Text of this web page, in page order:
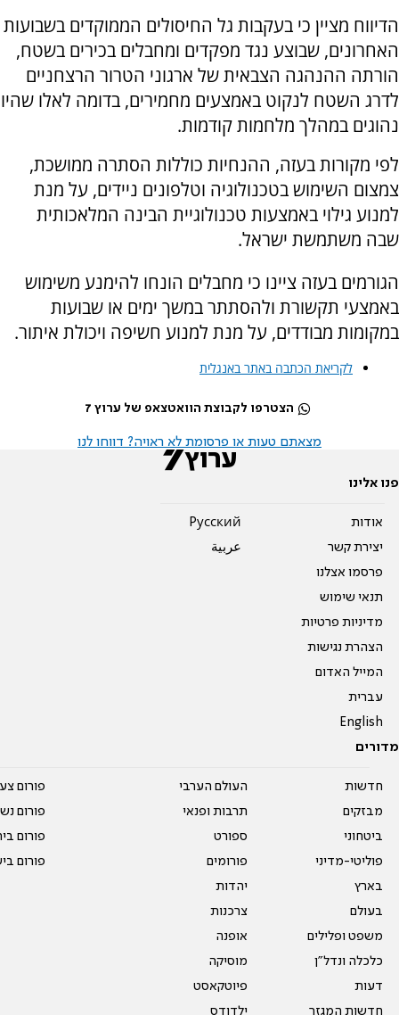
הדיווח מציין כי בעקבות גל החיסולים הממוקדים בשבועות
האחרונים, שבוצע נגד מפקדים ומחבלים בכירים בשטח,
הורתה ההנהגה הצבאית של ארגוני הטרור הרצחניים
לדרג השטח לנקוט באמצעים מחמירים, בדומה לאלו שהיו
נהוגים במהלך מלחמות קודמות.
לפי מקורות בעזה, ההנחיות כוללות הסתרה ממושכת,
צמצום השימוש בטכנולוגיה וטלפונים ניידים, על מנת
למנוע גילוי באמצעות טכנולוגיית הבינה המלאכותית
שבה משתמשת ישראל.
הגורמים בעזה ציינו כי מחבלים הונחו להימנע משימוש
באמצעי תקשורת ולהסתתר במשך ימים או שבועות
במקומות מבודדים, על מנת למנוע חשיפה ויכולת איתור.
לקריאת הכתבה באתר באנגלית
הצטרפו לקבוצת הוואטצאפ של ערוץ 7
מצאתם טעות או פרסומת לא ראויה? דווחו לנו
פנו אלינו
אודות
יצירת קשר
פרסמו אצלנו
תנאי שימוש
מדיניות פרטיות
הצהרת נגישות
המייל האדום
עברית
English
Pусский
عربية
מדורים
חדשות
מבזקים
ביטחוני
פוליטי-מדיני
בארץ
בעולם
משפט ופלילים
כלכלה ונדל"ן
דעות
חדשות המגזר
העולם הערבי
תרבות ופנאי
ספורט
פורומים
יהדות
צרכנות
אופנה
מוסיקה
פיוטקאסט
ילדודס
פורום
פורום
פורום
פורום